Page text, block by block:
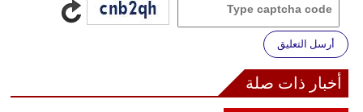
أرسل التعليق
أخبار ذات صلة